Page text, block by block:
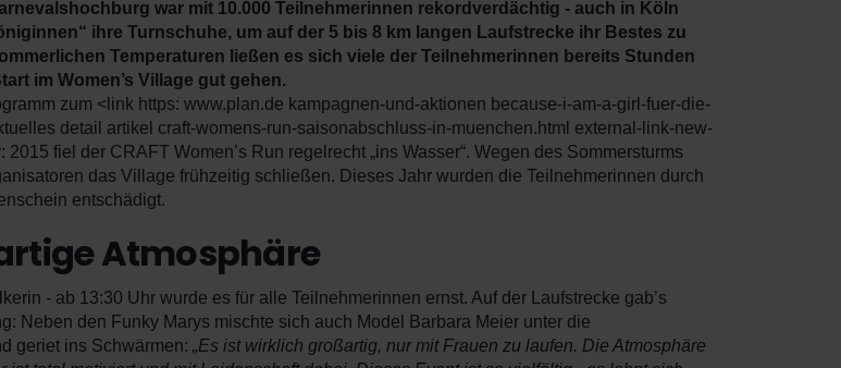
war mit 10.000 Teilnehmerinnen rekordverdächtig - auch in Köln
ihre Turnschuhe, um auf der 5 bis 8 km langen Laufstrecke ihr Bestes zu
Temperaturen ließen es sich viele der Teilnehmerinnen bereits Stunden
im Women’s Village gut gehen.
zum <link https: www.plan.de kampagnen-und-aktionen because-i-am-a-girl-fuer-die-
detail artikel craft-womens-run-saisonabschluss-in-muenchen.html external-link-new-
fiel der CRAFT Women’s Run regelrecht „ins Wasser“. Wegen des Sommersturms
das Village frühzeitig schließen. Dieses Jahr wurden die Teilnehmerinnen durch
entschädigt.
Atmosphäre
- ab 13:30 Uhr wurde es für alle Teilnehmerinnen ernst. Auf der Laufstrecke gab’s
Neben den Funky Marys mischte sich auch Model Barbara Meier unter die
geriet ins Schwärmen: „Es ist wirklich großartig, nur mit Frauen zu laufen. Die Atmosphäre